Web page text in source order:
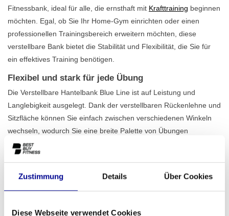
Zustimmung Details Über Cookies
Diese Webseite verwendet Cookies
Fitnessbank, ideal für alle, die ernsthaft mit Krafttraining beginnen
möchten. Egal, ob Sie Ihr Home-Gym einrichten oder einen
professionellen Trainingsbereich erweitern möchten, diese
verstellbare Bank bietet die Stabilität und Flexibilität, die Sie für
ein effektives Training benötigen.
Flexibel und stark für jede Übung
Die Verstellbare Hantelbank Blue Line ist auf Leistung und
Langlebigkeit ausgelegt. Dank der verstellbaren Rückenlehne und
Sitzfläche können Sie einfach zwischen verschiedenen Winkeln
wechseln, wodurch Sie eine breite Palette von Übungen
ausführen können. Denken Sie an die Flachbankpresse,
Schrägbank-Kurzhantelpresse oder sitzende Schulterpressen. Mit
Bank für den intensiven Gebrauch ausgelegt, sodass Sie mit